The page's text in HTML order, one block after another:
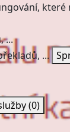
které
...
...
(0)